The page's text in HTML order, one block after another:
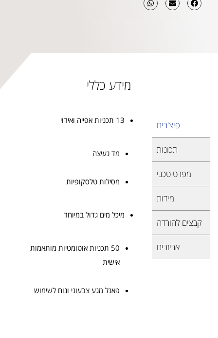
מידע כללי
פיצ'רים
תכונות
מפרט טכני
מידות
קבצים להורדה
אביזרים
13 תכניות אפייה ואידוי
מד נעיצה
מסילות טלסקופיות
מיכל מים גדול במיוחד
50 תכניות אוטומטיות מותאמות
אישית
פאנל מגע צבעוני ונוח לשימוש